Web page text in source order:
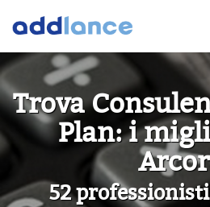
Trova
Plan: i
52